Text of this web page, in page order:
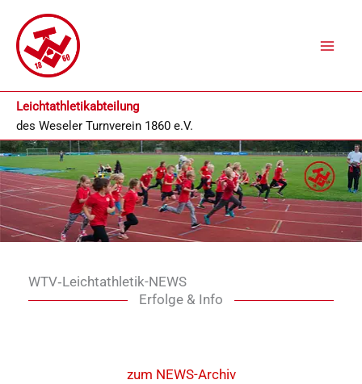
Inhalt
springen
Leichtathletikabteilung
des Weseler Turnverein 1860 e.V.
WTV‑Leichtathletik-NEWS
Erfolge & Info
zum NEWS-Archiv